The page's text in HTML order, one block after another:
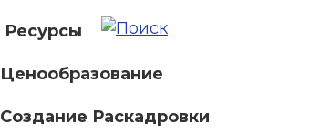
Ресурсы
Ценообразование
Создание Раскадровки